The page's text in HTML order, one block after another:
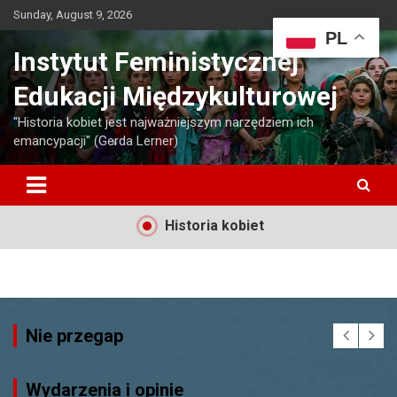
Skip
to
Sunday, August 9, 2026
Instytut Feministycznej
Edukacji Międzykulturowej
"Historia kobiet jest najważniejszym narzędziem ich
emancypacji" (Gerda Lerner)
Historia kobiet
Nie przegap
Wydarzenia i opinie
PL